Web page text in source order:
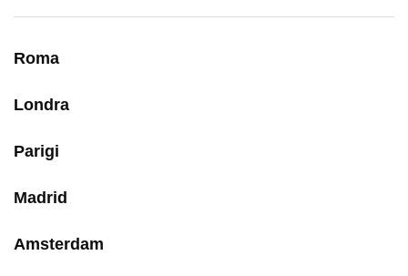
Roma
Londra
Parigi
Madrid
Amsterdam